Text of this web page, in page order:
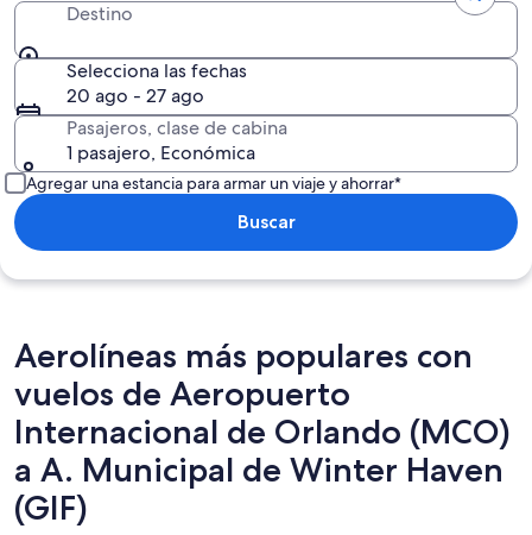
Destino
Selecciona las fechas
20 ago - 27 ago
Pasajeros, clase de cabina
1 pasajero, Económica
Agregar una estancia para armar un viaje y ahorrar*
Buscar
Aerolíneas más populares con
vuelos de Aeropuerto
Internacional de Orlando (MCO)
a A. Municipal de Winter Haven
(GIF)